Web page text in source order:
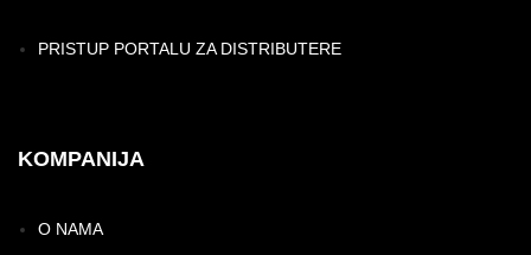
PRISTUP PORTALU ZA DISTRIBUTERE
KOMPANIJA
O NAMA